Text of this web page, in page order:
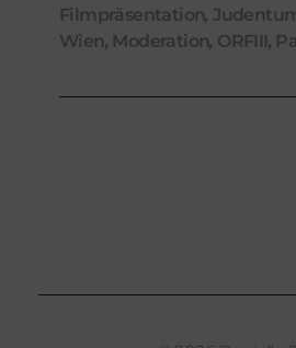
Filmpräsentation,
Wien, Moderation, ORFIII,